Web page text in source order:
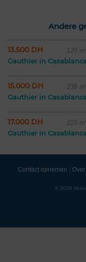
Andere
13.500 DH 120
Gauthier in Casablanca
15.000 DH 238
Gauthier in Casablanca
17.000 DH 220
Gauthier in Casablanca
Contact opnemen
© 2026